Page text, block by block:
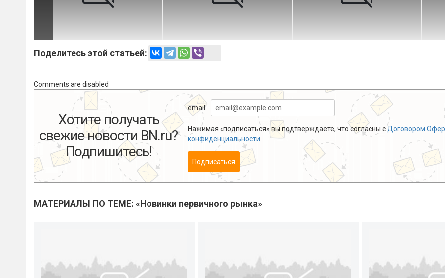
Поделитесь этой статьей:
Comments are disabled
Хотите получать
свежие новости BN.ru?
Подпишитесь!
email:
Нажимая «подписаться» вы подтверждаете, что согласны с Договором
конфиденциальности
Подписаться
МАТЕРИАЛЫ ПО ТЕМЕ: «Новинки первичного рынка»